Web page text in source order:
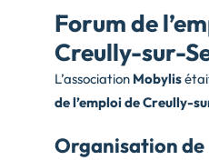
Forum de
Creully-sur-
L’association Mobylis
de l’emploi de Creully-
Organisation de